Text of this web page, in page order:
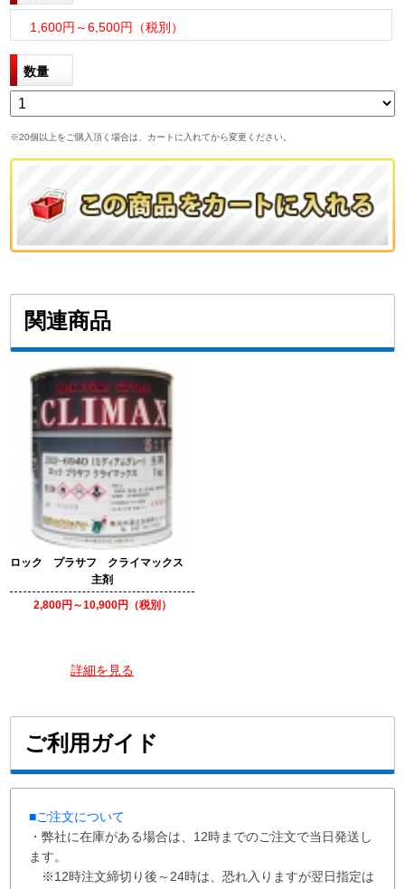
1,600円～6,500円（税別）
数量
※20個以上をご購入頂く場合は、カートに入れてから変更ください。
関連商品
ロック プラサフ クライマックス
主剤
2,800円～10,900円（税別）
詳細を見る
ご利用ガイド
■ご注文について
・弊社に在庫がある場合は、12時までのご注文で当日発送し
ます。
※12時注文締切り後～24時は、恐れ入りますが翌日指定は